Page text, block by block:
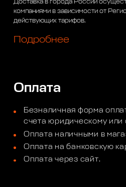
Доставка в города России
компаниями в зависимости от
действующих тарифов.
Подробнее
Оплата
Безналичная форма
счета юридическому или
Оплата наличными в
Оплата на банковскую
Оплата через сайт.